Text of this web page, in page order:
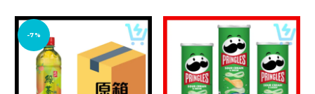
-7%